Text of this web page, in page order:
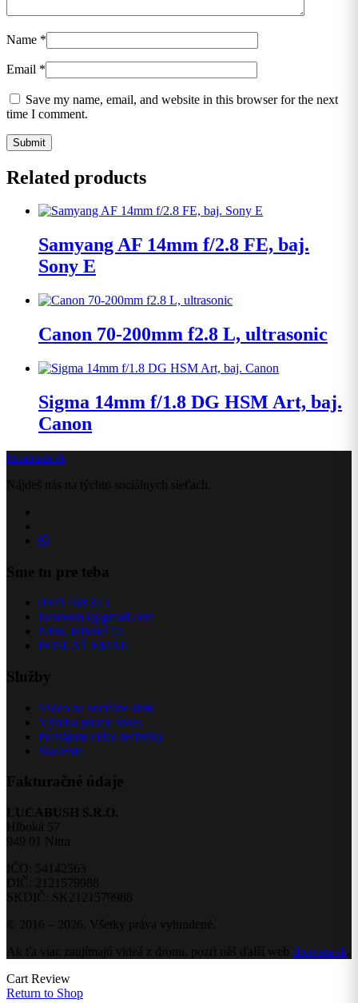
Name *
Email *
Save my name, email, and website in this browser for the next
time I comment.
Related products
Samyang AF 14mm f/2.8 FE, baj.
Sony E
Canon 70-200mm f2.8 L, ultrasonic
Sigma 14mm f/1.8 DG HSM Art, baj.
Canon
lucabush.sk
Nájdeš nás na týchto sociálnych sieťach.
Sme tu pre teba
0949 468 873
lucabush3@gmail.com
Nitra, Hlboká 57
POSLAŤ EMAIL
Služby
Video na sociálne siete
Výroba promo videa
Prenájom video techniky
Školenie
Fakturačné údaje
LUCABUSH S.R.O.
Hlboká 57
949 01 Nitra
IČO: 54142563
DIČ: 2121579988
SKDIČ: SK2121579988
© 2016 – 2026, Všetky práva vyhradené.
Ak ťa viac zaujímajú videá z dronu, pozri náš ďalší web dronista.sk
Cart Review
Return to Shop